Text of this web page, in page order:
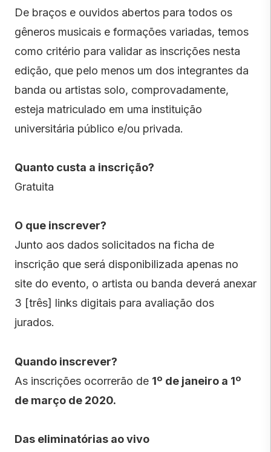
De braços e ouvidos abertos para todos os
gêneros musicais e formações variadas, temos
como critério para validar as inscrições nesta
edição, que pelo menos um dos integrantes da
banda ou artistas solo, comprovadamente,
esteja matriculado em uma instituição
universitária público e/ou privada.
Quanto custa a inscrição?
Gratuita
O que inscrever?
Junto aos dados solicitados na ficha de
inscrição que será disponibilizada apenas no
site do evento, o artista ou banda deverá anexar
3 [três] links digitais para avaliação dos
jurados.
Quando inscrever?
As inscrições ocorrerão de 1º de janeiro a 1º
de março de 2020.
Das eliminatórias ao vivo